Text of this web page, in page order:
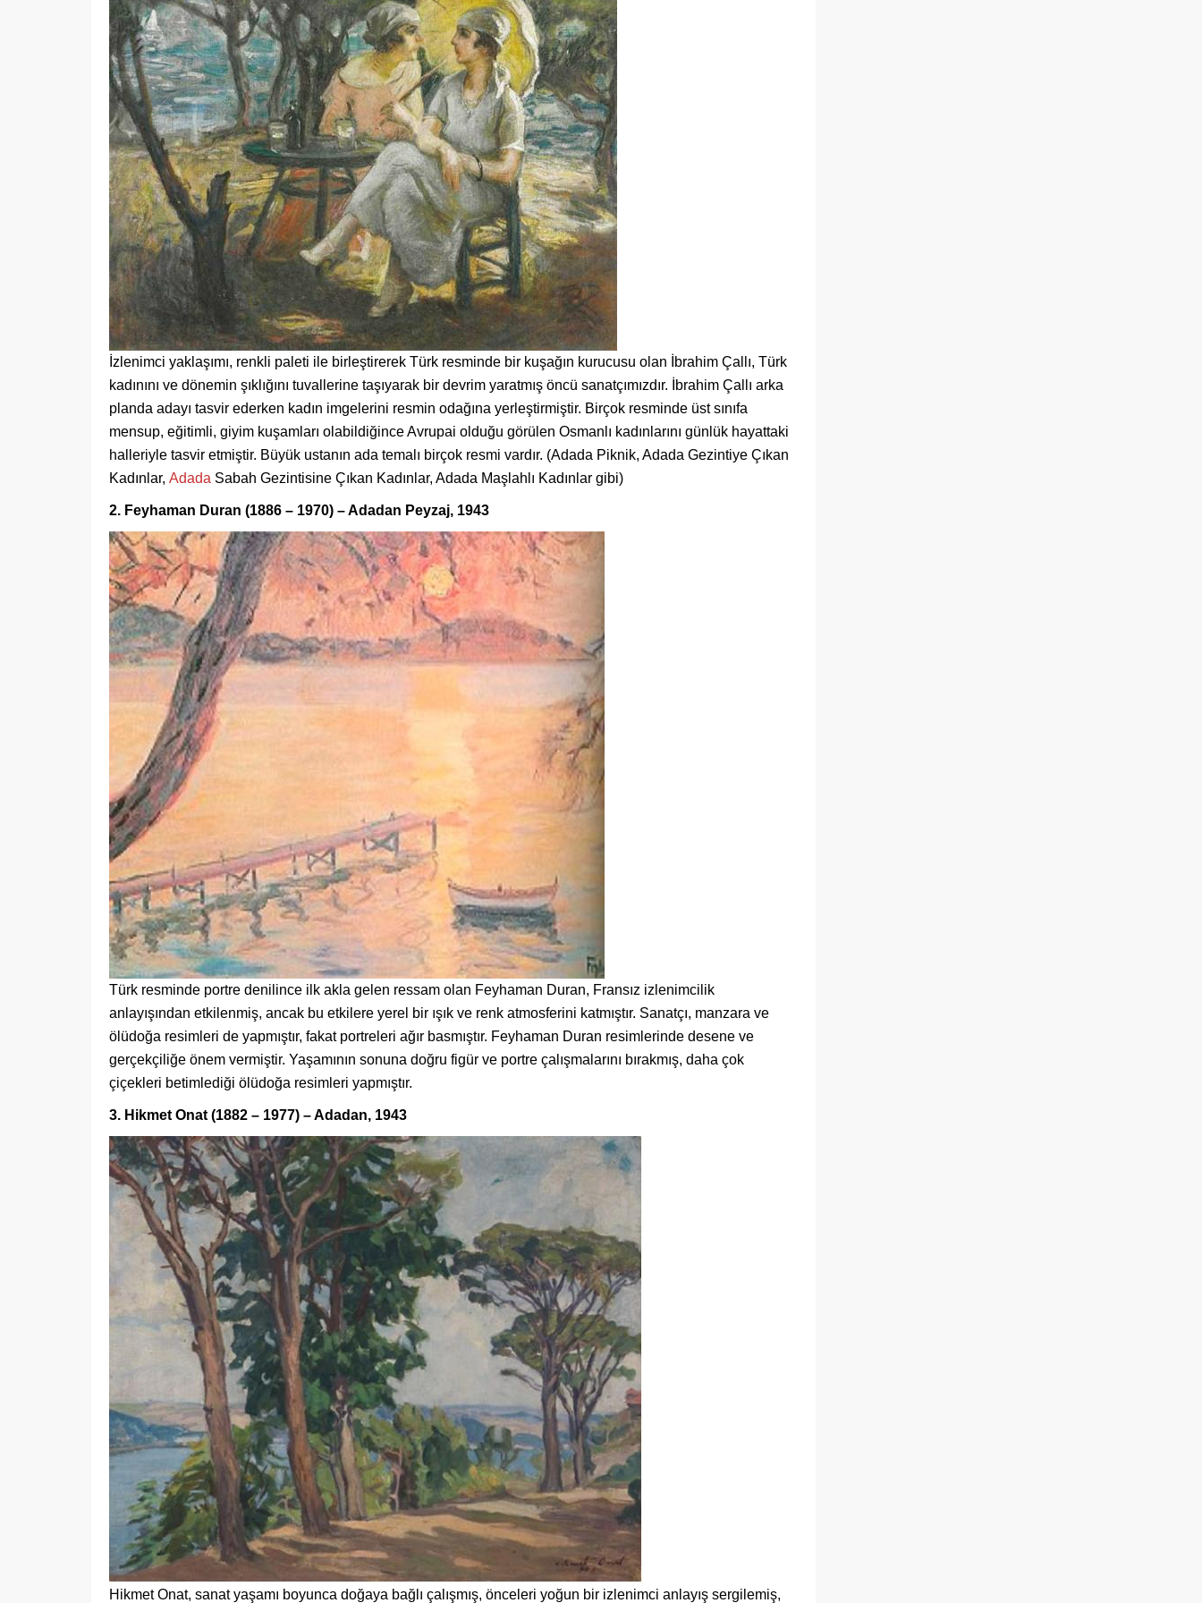
İzlenimci yaklaşımı, renkli paleti ile birleştirerek Türk resminde bir kuşağın kurucusu olan İbrahim Çallı, Türk
kadınını ve dönemin şıklığını tuvallerine taşıyarak bir devrim yaratmış öncü sanatçımızdır. İbrahim Çallı arka
planda adayı tasvir ederken kadın imgelerini resmin odağına yerleştirmiştir. Birçok resminde üst sınıfa
mensup, eğitimli, giyim kuşamları olabildiğince Avrupai olduğu görülen Osmanlı kadınlarını günlük hayattaki
halleriyle tasvir etmiştir. Büyük ustanın ada temalı birçok resmi vardır. (Adada Piknik, Adada Gezintiye Çıkan
Kadınlar, Adada Sabah Gezintisine Çıkan Kadınlar, Adada Maşlahlı Kadınlar gibi)
2. Feyhaman Duran (1886 – 1970) – Adadan Peyzaj, 1943
Türk resminde portre denilince ilk akla gelen ressam olan Feyhaman Duran, Fransız izlenimcilik
anlayışından etkilenmiş, ancak bu etkilere yerel bir ışık ve renk atmosferini katmıştır. Sanatçı, manzara ve
ölüdoğa resimleri de yapmıştır, fakat portreleri ağır basmıştır. Feyhaman Duran resimlerinde desene ve
gerçekçiliğe önem vermiştir. Yaşamının sonuna doğru figür ve portre çalışmalarını bırakmış, daha çok
çiçekleri betimlediği ölüdoğa resimleri yapmıştır.
3. Hikmet Onat (1882 – 1977) – Adadan, 1943
Hikmet Onat, sanat yaşamı boyunca doğaya bağlı çalışmış, önceleri yoğun bir izlenimci anlayış sergilemiş,